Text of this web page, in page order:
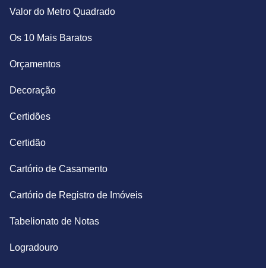
Valor do Metro Quadrado
Os 10 Mais Baratos
Orçamentos
Decoração
Certidões
Certidão
Cartório de Casamento
Cartório de Registro de Imóveis
Tabelionato de Notas
Logradouro